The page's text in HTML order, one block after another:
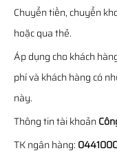
Chuyển tiền, chuyển
hoặc qua thẻ.
Áp dụng cho khách
phí và khách hàng có
này.
Thông tin tài khoản
TK ngân hàng: